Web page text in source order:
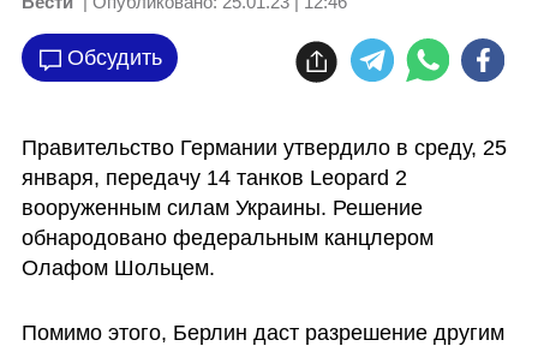
Обсудить
Правительство Германии утвердило в среду, 25
января, передачу 14 танков Leopard 2
вооруженным силам Украины. Решение
обнародовано федеральным канцлером
Олафом Шольцем.
Помимо этого, Берлин даст разрешение другим